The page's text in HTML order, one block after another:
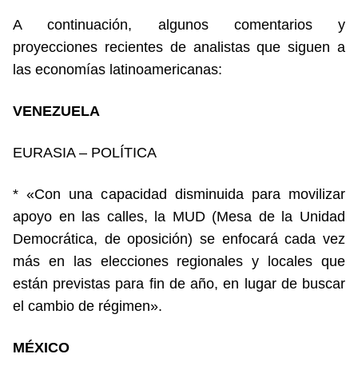
A continuación, algunos comentarios y
proyecciones recientes de analistas que siguen a
las economías latinoamericanas:
VENEZUELA
EURASIA – POLÍTICA
* «Con una capacidad disminuida para movilizar
apoyo en las calles, la MUD (Mesa de la Unidad
Democrática, de oposición) se enfocará cada vez
más en las elecciones regionales y locales que
están previstas para fin de año, en lugar de buscar
el cambio de régimen».
MÉXICO